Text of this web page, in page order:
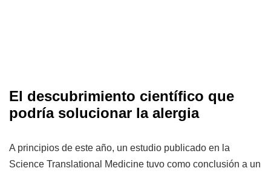
El descubrimiento científico que
podría solucionar la alergia
A principios de este año, un estudio publicado en la
Science Translational Medicine tuvo como conclusión a un